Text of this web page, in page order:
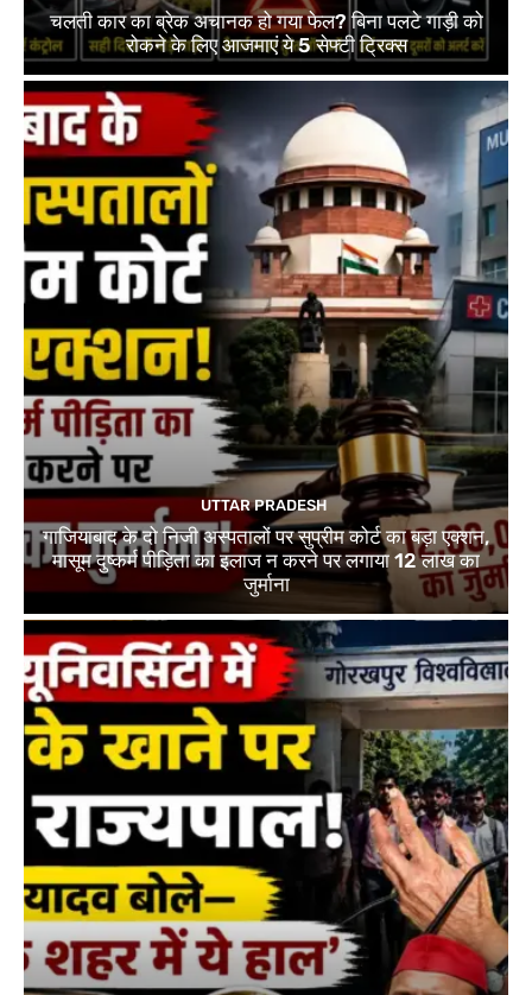
चलती कार का ब्रेक अचानक हो गया फेल? बिना पलटे गाड़ी को
रोकने के लिए आजमाएं ये 5 सेफ्टी ट्रिक्स
UTTAR PRADESH
गाजियाबाद के दो निजी अस्पतालों पर सुप्रीम कोर्ट का बड़ा एक्शन,
मासूम दुष्कर्म पीड़िता का इलाज न करने पर लगाया 12 लाख का
जुर्माना